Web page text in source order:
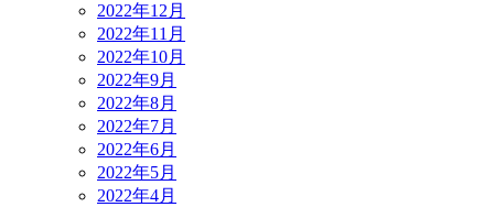
2022年12月
2022年11月
2022年10月
2022年9月
2022年8月
2022年7月
2022年6月
2022年5月
2022年4月